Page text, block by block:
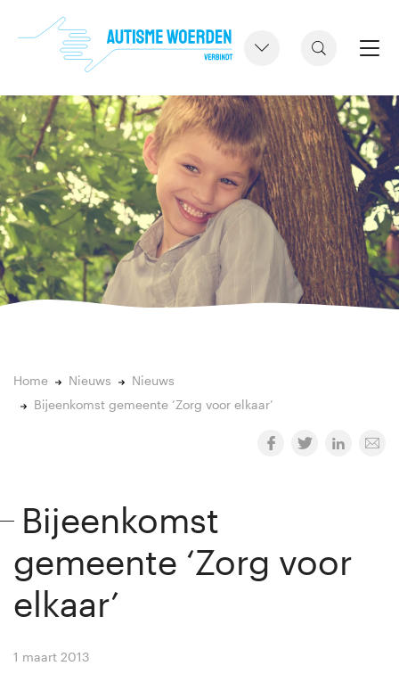
Home Nieuws
Nieuws
Bijeenkomst gemeente ‘Zorg voor elkaar’
Bijeenkomst
gemeente ‘Zorg voor
elkaar’
1 maart 2013